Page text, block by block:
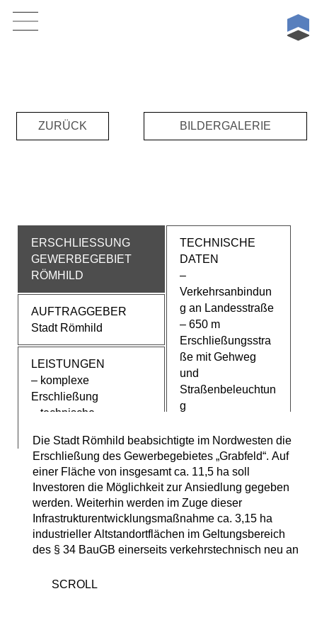
Skip
to
ERSCHLIESSUNG
GEWERBEGEBIET
RÖMHILD
TECHNISCHE
DATEN
–
Verkehrsanbindun
g an Landesstraße
– 650 m
Erschließungsstra
ße mit Gehweg
und
Straßenbeleuchtun
g
Wendeschleifen
– 750 m
Regenwasserkanal
inkl.
Schachtbauwerke
– 680 m
Schmutzwasserka
nal inkl.
AUFTRAGGEBER
Stadt Römhild
LEISTUNGEN
– komplexe
Erschließung
– technische
Gesamtplanung &
Bauleitung:
–
Baufreimachung/Gelän
deprofilierung
– Verkehrsanlagen
– Regenwasser
Die Stadt Römhild beabsichtigte im Nordwesten die
Erschließung des Gewerbegebietes „Grabfeld“. Auf
einer Fläche von insgesamt ca. 11,5 ha soll
Investoren die Möglichkeit zur Ansiedlung gegeben
werden. Weiterhin werden im Zuge dieser
Infrastrukturentwicklungsmaßnahme ca. 3,15 ha
industrieller Altstandortflächen im Geltungsbereich
des § 34 BauGB einerseits verkehrstechnisch neu an
das vorgelagerte Netz sowie infrastrukturell an die
ZURÜCK BILDERGALERIE
Consent-Management-Plattform von Real Cookie Banner